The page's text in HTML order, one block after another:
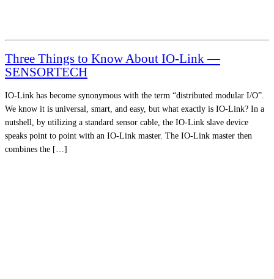
Three Things to Know About IO-Link —
SENSORTECH
IO-Link has become synonymous with the term “distributed modular I/O”.
We know it is universal, smart, and easy, but what exactly is IO-Link? In a
nutshell, by utilizing a standard sensor cable, the IO-Link slave device
speaks point to point with an IO-Link master. The IO-Link master then
combines the […]